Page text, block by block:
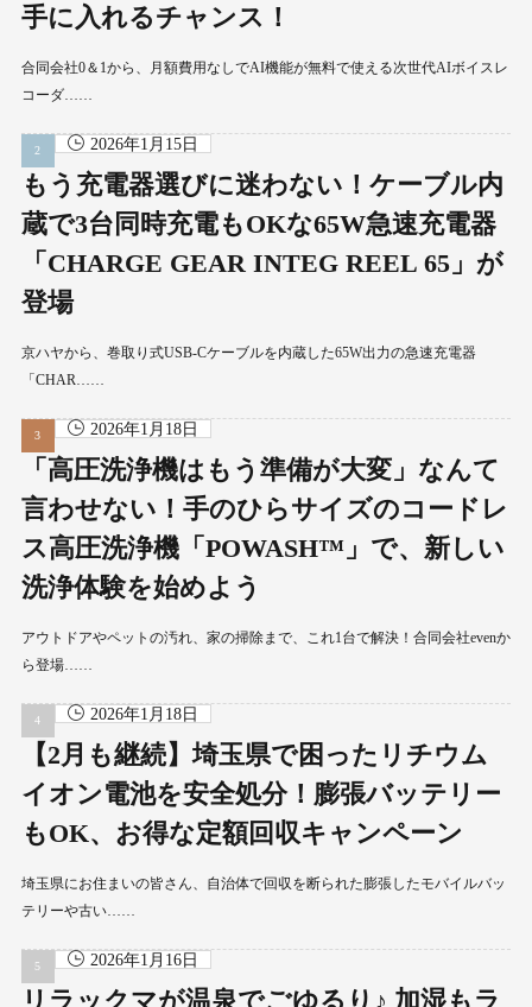
手に入れるチャンス！
合同会社0＆1から、月額費用なしでAI機能が無料で使える次世代AIボイスレ
コーダ……
2026年1月15日
もう充電器選びに迷わない！ケーブル内
蔵で3台同時充電もOKな65W急速充電器
「CHARGE GEAR INTEG REEL 65」が
登場
京ハヤから、巻取り式USB-Cケーブルを内蔵した65W出力の急速充電器
「CHAR……
2026年1月18日
「高圧洗浄機はもう準備が大変」なんて
言わせない！手のひらサイズのコードレ
ス高圧洗浄機「POWASH™」で、新しい
洗浄体験を始めよう
アウトドアやペットの汚れ、家の掃除まで、これ1台で解決！合同会社evenか
ら登場……
2026年1月18日
【2月も継続】埼玉県で困ったリチウム
イオン電池を安全処分！膨張バッテリー
もOK、お得な定額回収キャンペーン
埼玉県にお住まいの皆さん、自治体で回収を断られた膨張したモバイルバッ
テリーや古い……
2026年1月16日
リラックマが温泉でごゆるり♪ 加湿もラ